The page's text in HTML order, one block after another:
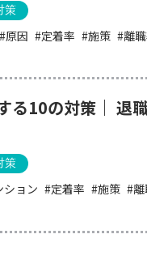
策
原因 定着率 施策 離
る10の対策｜ 退
策
ション 定着率 施策